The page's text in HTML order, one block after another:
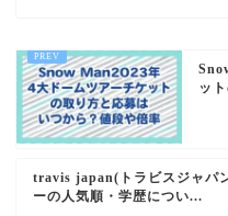
ッ
travis japan(トラビスジャパ
ーの人気順・学歴につい...